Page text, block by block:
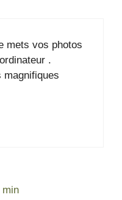
mets vos photos
.
magnifiques
min